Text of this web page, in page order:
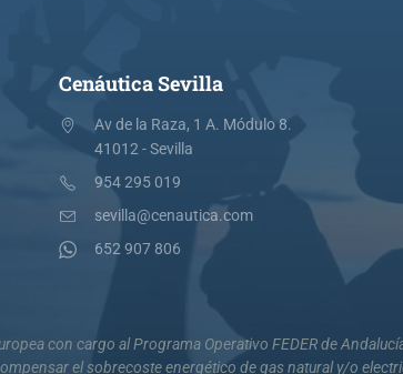
Cenáutica Sevilla
Av de la Raza, 1 A. Módulo 8.
41012 - Sevilla
954 295 019
sevilla@cenautica.com
652 907 806
con cargo al Programa Operativo FEDER de
el sobrecoste energético de gas natural y/o